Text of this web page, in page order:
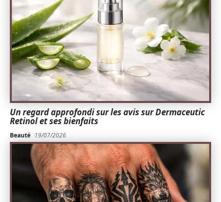
Un regard approfondi sur les avis sur Dermaceutic
Retinol et ses bienfaits
Beauté 19/07/2026